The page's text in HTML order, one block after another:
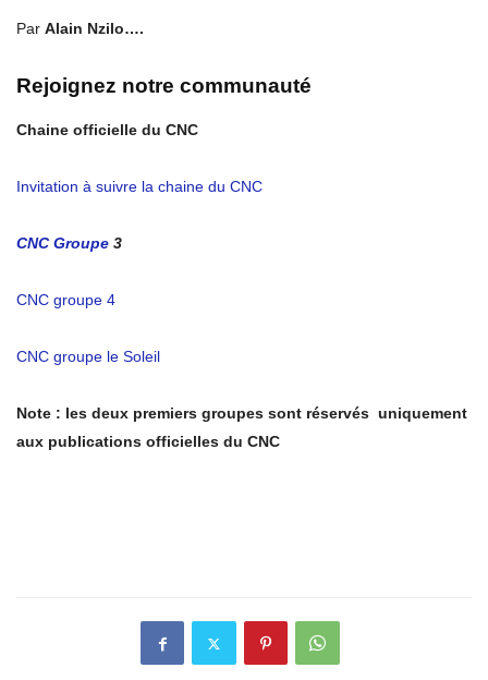
Par Alain Nzilo….
Rejoignez notre communauté
Chaine officielle du CNC
Invitation à suivre la chaine du CNC
CNC Groupe 3
CNC groupe 4
CNC groupe le Soleil
Note : les deux premiers groupes sont réservés uniquement
aux publications officielles du CNC